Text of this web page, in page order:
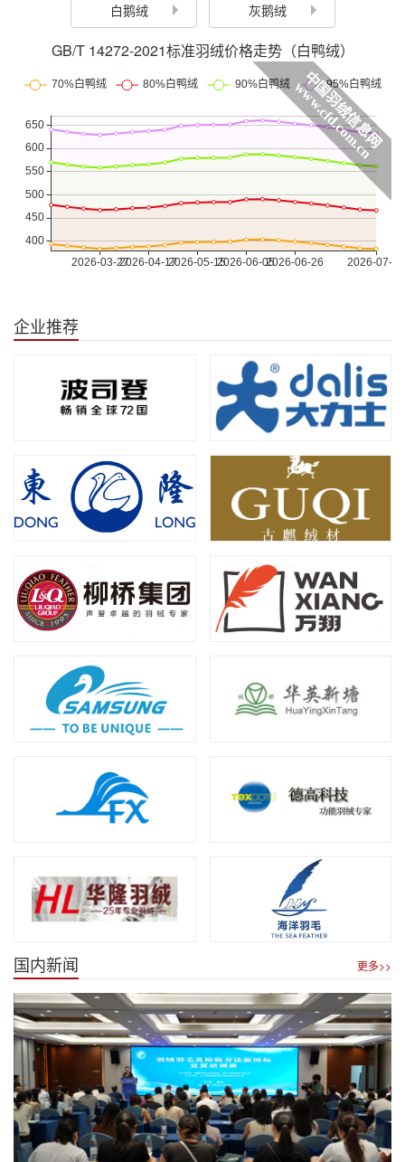
白鹅绒 灰鹅绒
GB/T 14272-2021标准羽绒价格走势（白鸭绒）
企业推荐
国内新闻 更多>>